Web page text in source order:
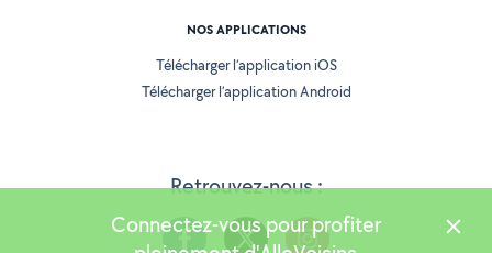
Retrouvez-nous :
NOS APPLICATIONS
Télécharger l’application iOS
Télécharger l’application Android
Connectez-vous pour profiter